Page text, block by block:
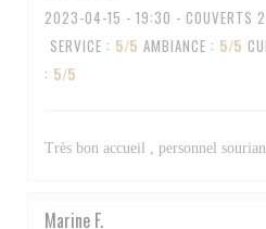
2023-04-15 - 19:30 - COUVERTS 2
SERVICE : 5/5 AMBIANCE : 5/5
: 5/5
Très bon accueil , personnel
Marine F